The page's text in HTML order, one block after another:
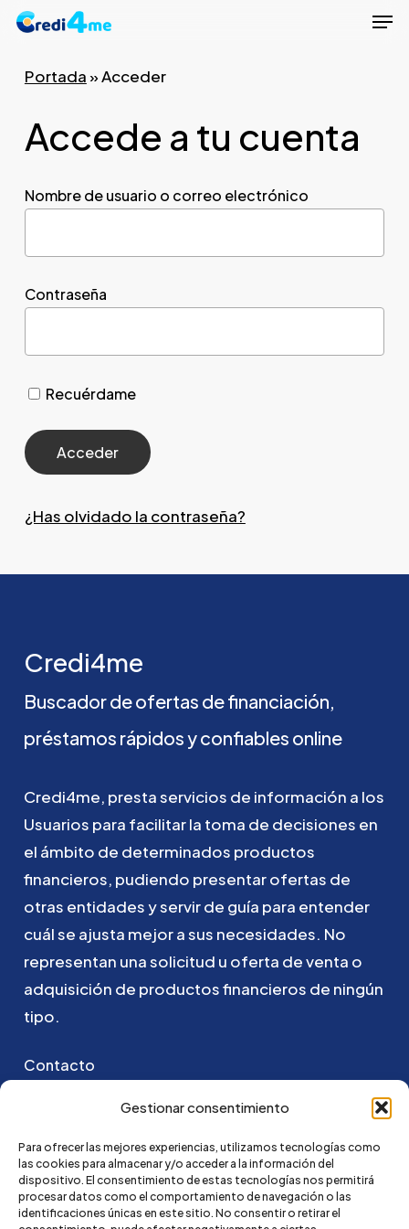
Gestionar consentimiento
Para ofrecer las mejores experiencias, utilizamos tecnologías como
las cookies para almacenar y/o acceder a la información del
dispositivo. El consentimiento de estas tecnologías nos permitirá
procesar datos como el comportamiento de navegación o las
identificaciones únicas en este sitio. No consentir o retirar el
Skip
mainPortada»Acceder
Accede a tu cuenta
Nombre de usuario o correo electrónico
Contraseña
Recuérdame
¿Has olvidado la contraseña?
Credi4me
Buscadordeofertas definanciación,
préstamos rápidosyconfiables online
Credi4me, prestaservicios de información a los
Usuarios para facilitarla toma de decisiones en
el ámbito de determinados productos
financieros, pudiendo presentarofertas de
otras entidadesyservirde guía para entender
cuálse ajusta mejorasus necesidades. No
representan unasolicitud u oferta deventa o
adquisición de productosfinancieros de ningún
tipo.
Contacto
Puedes ponerte en contacto con nosotros
hola@credi4me.com